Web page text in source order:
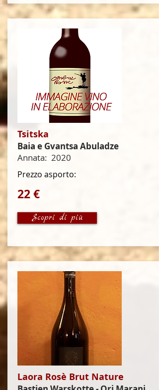
Tsitska
Baia e Gvantsa Abuladze
Annata: 2020
Prezzo asporto:
22 €
Scopri di più
Laora Rosè Brut Nature